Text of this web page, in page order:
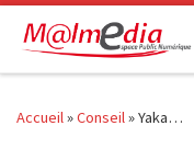
Passer au contenu
Accueil»Conseil»Yaka…